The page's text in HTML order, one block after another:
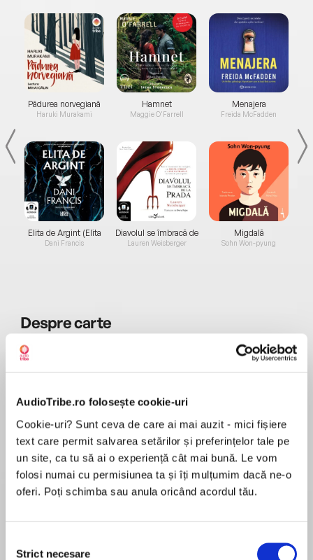
AudioTribe.ro folosește cookie-uri
Cookie-uri? Sunt ceva de care ai mai auzit - mici fișiere
text care permit salvarea setărilor și preferințelor tale pe
un site, ca tu să ai o experiență cât mai bună. Le vom
folosi numai cu permisiunea ta și îți mulțumim dacă ne-o
oferi. Poți schimba sau anula oricând acordul tău.
consimțământului
Strict necesare
Pădurea norvegiană
Haruki Murakami
Elita de Argint (Elita
de...
Dani Francis
Hamnet
Maggie O'Farrell
Diavolul se îmbracă de
la...
Lauren Weisberger
Menajera
Freida McFadden
Migdală
Sohn Won-pyung
Desprecarte
Perfect for fans of The Thing About Jellyfish,
Echo, and Hour of the Bees, this charming time-
Marisa de los Santos and David Teague follows
save her father's future.
Thirteen-year-old Margaret knows her father is
innocent, but that doesn't stop the cruel Judge
Biggs from sentencing him to death. Margaret is
to time travel.
MAI MULT
În acest moment nu există recenzii
pentru această carte
Marisa de los Santos